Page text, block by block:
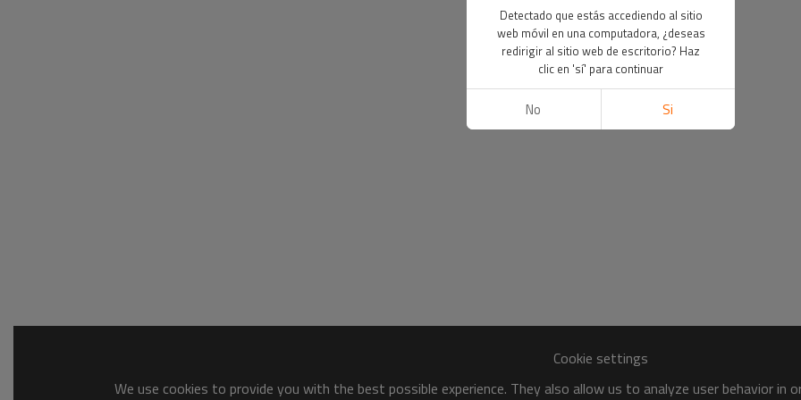
Cookie settings
We use cookies to provide you with the best possible experience. They also allow us to analyze user behavior
Detectado que estás accediendo al sitio
web móvil en una computadora, ¿deseas
redirigir al sitio web de escritorio? Haz
clic en 'sí' para continuar
No Si